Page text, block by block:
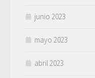
junio 2023
mayo 2023
abril 2023